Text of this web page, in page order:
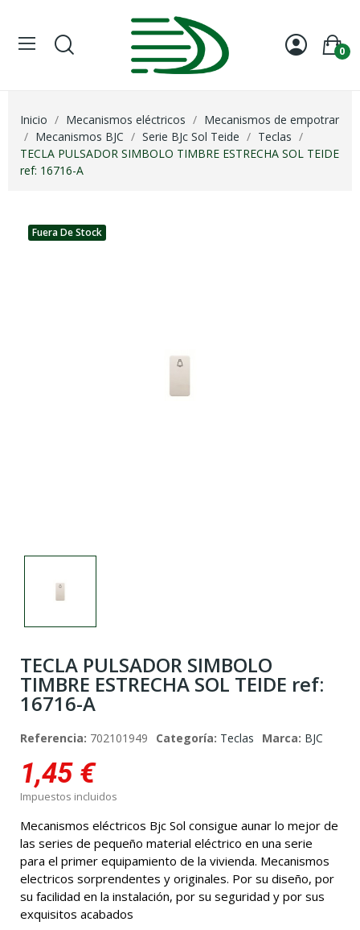
0
Inicio Mecanismos eléctricos
Mecanismos de empotrar
Mecanismos BJC
Serie BJc Sol Teide
Teclas
TECLA PULSADOR SIMBOLO TIMBRE ESTRECHA SOL TEIDE
ref: 16716-A
Fuera De Stock
TECLA PULSADOR SIMBOLO
TIMBRE ESTRECHA SOL TEIDE ref:
16716-A
Referencia: 702101949 Categoría: Teclas Marca: BJC
1,45 €
Impuestos incluidos
Mecanismos eléctricos Bjc Sol consigue aunar lo mejor de
las series de pequeño material eléctrico en una serie
para el primer equipamiento de la vivienda. Mecanismos
electricos sorprendentes y originales. Por su diseño, por
su facilidad en la instalación, por su seguridad y por sus
exquisitos acabados